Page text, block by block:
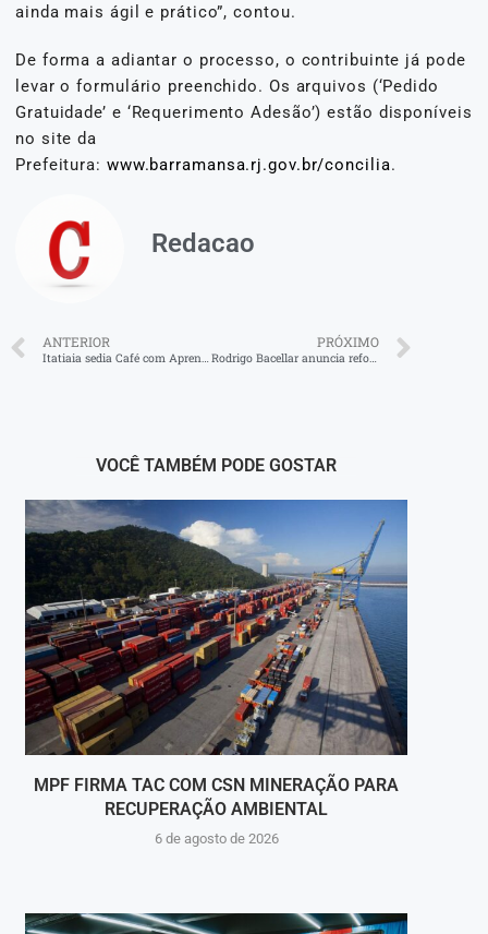
ainda mais ágil e prático”, contou.
De forma a adiantar o processo, o contribuinte já pode
levar o formulário preenchido. Os arquivos (‘Pedido
Gratuidade’ e ‘Requerimento Adesão’) estão disponíveis
no site da
Prefeitura: www.barramansa.rj.gov.br/concilia.
Redacao
ANTERIOR
Itatiaia sedia Café com Aprendizagem em julho
PRÓXIMO
Rodrigo Bacellar anuncia reforço na segurança pública do interior
VOCÊ TAMBÉM PODE GOSTAR
MPF FIRMA TAC COM CSN MINERAÇÃO PARA
RECUPERAÇÃO AMBIENTAL
6 de agosto de 2026